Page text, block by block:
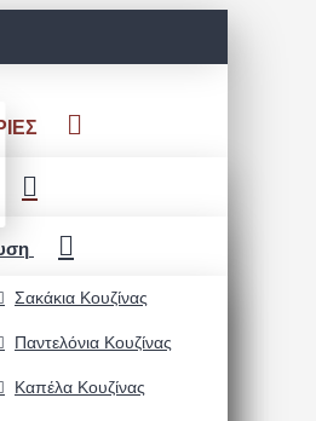
Σακάκια Κουζίνας
Παντελόνια Κουζίνας
Καπέλα Κουζίνας